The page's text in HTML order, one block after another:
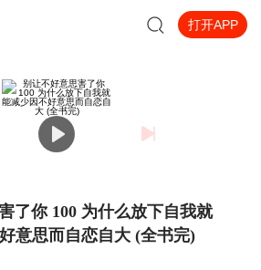
打开APP
了你 100 为什么放下自我就
意思而自恋自大 (全书完)